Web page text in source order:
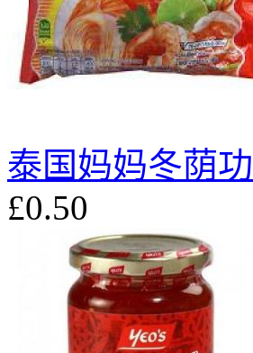
泰国妈妈冬荫
£0.50